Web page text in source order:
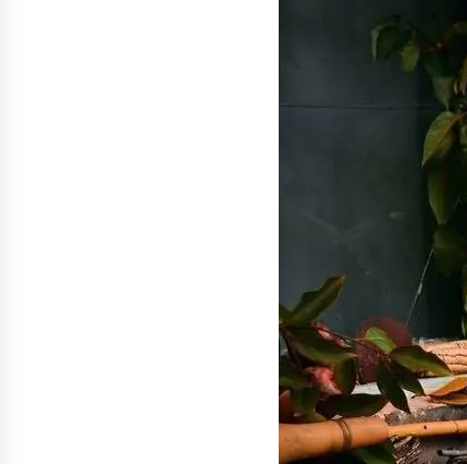
российского банка «Т-банка» в
Грузию за одну неделю
увеличился на 64%
Российские СМИ и паблики
намеренно разгоняют тему
плохих отношений между
Любовь или продуманная
—сюжет Данилы и Ануки
более 10 миллионов